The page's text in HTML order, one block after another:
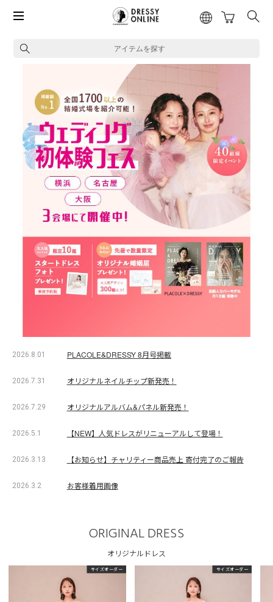
アイテムを探す
2026.8.01 PLACOLE&DRESSY 8月号掲載
2026.7.31 オリジナルネイルチップ新発売！
2026.7.29 オリジナルアルバム&パネル新発売！
2026.5.1 【NEW】人気ドレスがリニューアルして登場！
2026.3.13 【お知らせ】チャリティー商品売上 寄付完了のご報告
2026.3.2 お客様着用画像
ORIGINAL DRESS
オリジナルドレス
サイズオーダー サイズオーダー